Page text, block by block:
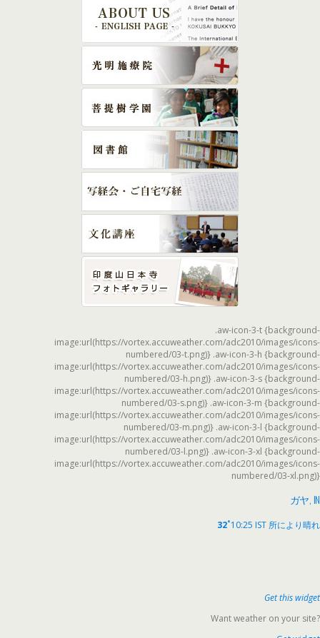
.aw-icon-3-t {background-
image:url(https://vortex.accuweather.com/adc2010/images/icons-
numbered/03-t.png)} .aw-icon-3-h {background-
image:url(https://vortex.accuweather.com/adc2010/images/icons-
numbered/03-h.png)} .aw-icon-3-s {background-
image:url(https://vortex.accuweather.com/adc2010/images/icons-
numbered/03-s.png)} .aw-icon-3-m {background-
image:url(https://vortex.accuweather.com/adc2010/images/icons-
numbered/03-m.png)} .aw-icon-3-l {background-
image:url(https://vortex.accuweather.com/adc2010/images/icons-
numbered/03-l.png)} .aw-icon-3-xl {background-
image:url(https://vortex.accuweather.com/adc2010/images/icons-
numbered/03-xl.png)}
ガヤ, IN
32°10:25 IST 所により晴れ
Get this widget
Want weather on your site?